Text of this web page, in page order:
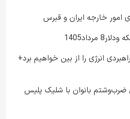
امور خارجه ایران و قبرس
انرژی را از بین خواهیم برد+
ضرب‌وشتم بانوان با شلیک پلیس